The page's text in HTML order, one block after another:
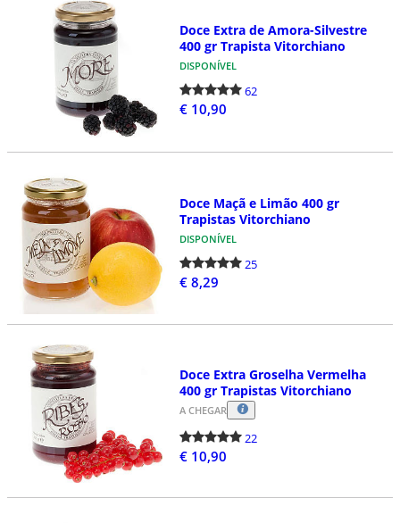
Doce Extra de Amora-Silvestre
400 gr Trapista Vitorchiano
DISPONÍVEL
62
€ 10,90
Doce Maçã e Limão 400 gr
Trapistas Vitorchiano
DISPONÍVEL
25
€ 8,29
Doce Extra Groselha Vermelha
400 gr Trapistas Vitorchiano
A CHEGAR
22
€ 10,90